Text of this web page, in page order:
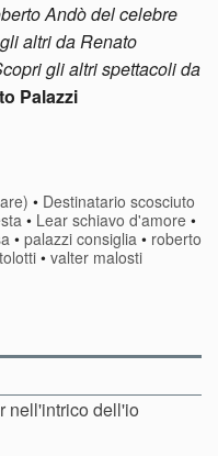
Andò del celebre
altri da Renato
gli altri spettacoli da
Palazzi
• Destinatario scosciuto
• Lear schiavo d'amore •
• palazzi consiglia • roberto
• valter malosti
nell'intrico dell'io